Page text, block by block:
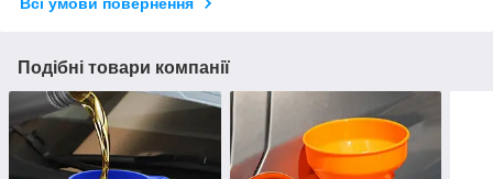
Подібні товари компанії